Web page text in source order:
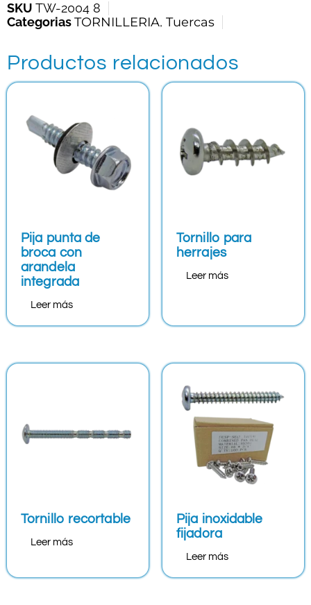
SKU TW-2004 8
CategoriasTORNILLERIA, Tuercas
Productos relacionados
Pija punta de
broca con
arandela
integrada
Leer más
Tornillo para
herrajes
Leer más
Tornillo recortable
Leer más
Pija inoxidable
fijadora
Leer más